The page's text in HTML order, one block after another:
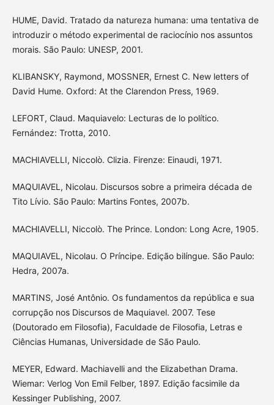
HUME, David. Tratado da natureza humana: uma tentativa de
introduzir o método experimental de raciocínio nos assuntos
morais. São Paulo: UNESP, 2001.
KLIBANSKY, Raymond, MOSSNER, Ernest C. New letters of
David Hume. Oxford: At the Clarendon Press, 1969.
LEFORT, Claud. Maquiavelo: Lecturas de lo político.
Fernández: Trotta, 2010.
MACHIAVELLI, Niccolò. Clizia. Firenze: Einaudi, 1971.
MAQUIAVEL, Nicolau. Discursos sobre a primeira década de
Tito Lívio. São Paulo: Martins Fontes, 2007b.
MACHIAVELLI, Niccolò. The Prince. London: Long Acre, 1905.
MAQUIAVEL, Nicolau. O Príncipe. Edição bilíngue. São Paulo:
Hedra, 2007a.
MARTINS, José Antônio. Os fundamentos da república e sua
corrupção nos Discursos de Maquiavel. 2007. Tese
(Doutorado em Filosofia), Faculdade de Filosofia, Letras e
Ciências Humanas, Universidade de São Paulo.
MEYER, Edward. Machiavelli and the Elizabethan Drama.
Wiemar: Verlog Von Emil Felber, 1897. Edição facsimile da
Kessinger Publishing, 2007.